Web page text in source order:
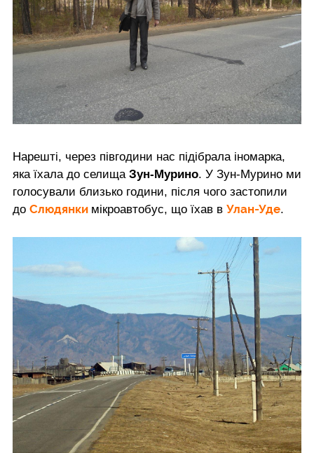
Нарешті, через півгодини нас підібрала іномарка,
яка їхала до селища Зун-Мурино. У Зун-Мурино ми
голосували близько години, після чого застопили
до Слюдянки мікроавтобус, що їхав в Улан-Уде.